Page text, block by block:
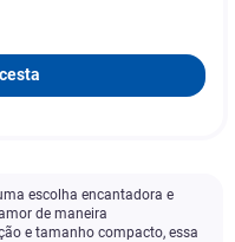
escolha encantadora e
de maneira
e tamanho compacto, essa